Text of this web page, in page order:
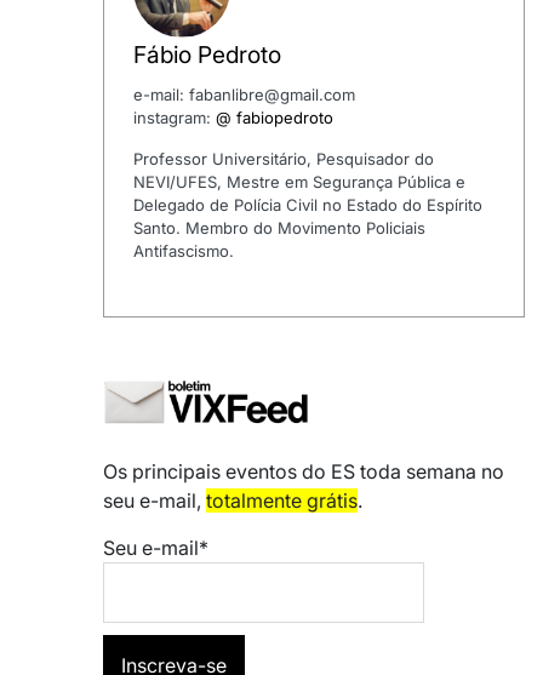
Fábio Pedroto
e-mail: fabanlibre@gmail.com
instagram: @ fabiopedroto
Professor Universitário, Pesquisador do
NEVI/UFES, Mestre em Segurança Pública e
Delegado de Polícia Civil no Estado do Espírito
Santo. Membro do Movimento Policiais
Antifascismo.
Os principais eventos do ES toda semana no
seu e-mail, totalmente grátis.
Seu e-mail*